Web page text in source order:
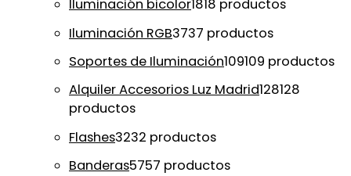
Iluminación bicolor1818 productos
Iluminación RGB3737 productos
Soportes de Iluminación109109 productos
Alquiler Accesorios Luz Madrid128128
productos
Flashes3232 productos
Banderas5757 productos